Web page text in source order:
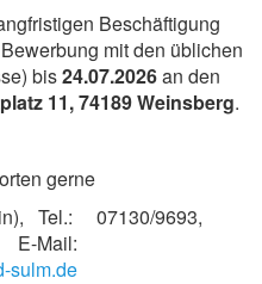
Beschäftigung
mit den üblichen
bis24.07.2026an den
11, 74189 Weinsberg.
gerne
Tel.: 07130/9693,
sulm.de